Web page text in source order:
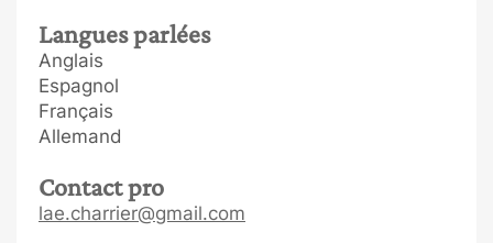
Langues parlées
Anglais
Espagnol
Français
Allemand
Contact pro
lae.charrier@gmail.com